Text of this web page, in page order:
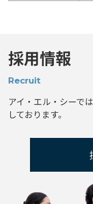
採用情報
Recruit
アイ・エル・シーで
しております。